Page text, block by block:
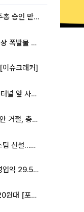
김정관 장관 “반도체 성과급, 주총 승인 받도록”…상법·자본시장법 개정 시사
발물 발견
슈크래커]
사고 발생
두고 시간 끌기”
’ 확대[K뷰티 라방戰]
LIG D&A, 천궁Ⅱ 수출에 2Q 영업익 29.5%↑…수주잔고 24.6조 [종합]
코스피 4.58% 하락, 환율 1420원대 [포토]